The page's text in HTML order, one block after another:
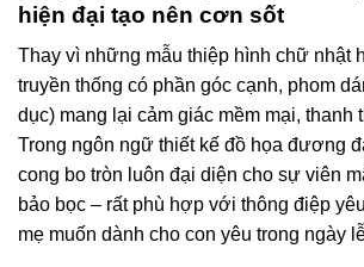
hiện đại tạo nên cơn sốt
Thay vì những mẫu thiệp hình chữ nhật
truyền thống có phần góc cạnh, phom
dục) mang lại cảm giác mềm mại, thanh
Trong ngôn ngữ thiết kế đồ họa đương
cong bo tròn luôn đại diện cho sự viên
bảo bọc – rất phù hợp với thông điệp
mẹ muốn dành cho con yêu trong ngày